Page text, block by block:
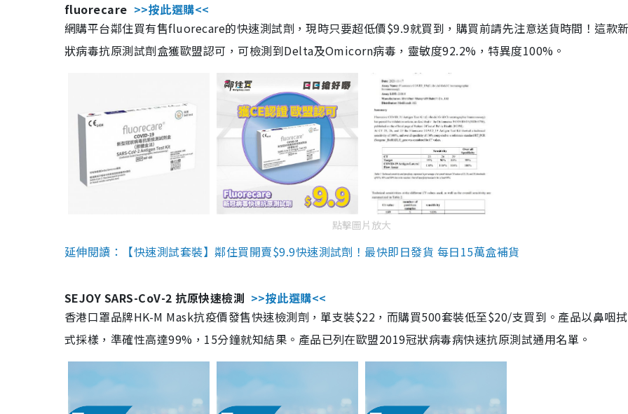
fluorecare >>按此選購<<
網購平台鄰住買有售fluorecare的快速測試劑，現時只要超低價$9.9就買到，購買前請先注意送貨時間！這款
狀病毒抗原測試劑盒獲歐盟認可，可檢測到Delta及Omicorn病毒，靈敏度92.2%，特異度100%。
點擊圖片放大
延伸閱讀：【快速測試套裝】鄰住買開賣$9.9快速測試劑！最快即日發貨 每日15萬盒補貨
SEJOY SARS-CoV-2 抗原快速檢測 >>按此選購<<
香港口罩品牌HK-M Mask抗疫價發售快速檢測劑，單支裝$22，而購買500套裝低至$20/支買到。產品以鼻咽
式採樣，準確性高達99%，15分鐘就知結果。產品已列在歐盟2019冠狀病毒病快速抗原測試通用名單。